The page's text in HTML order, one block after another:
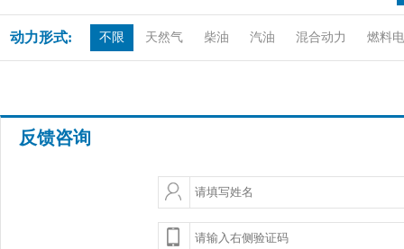
动力形式: 不限 天然气 柴油 汽油 混合动力 燃料
反馈咨询